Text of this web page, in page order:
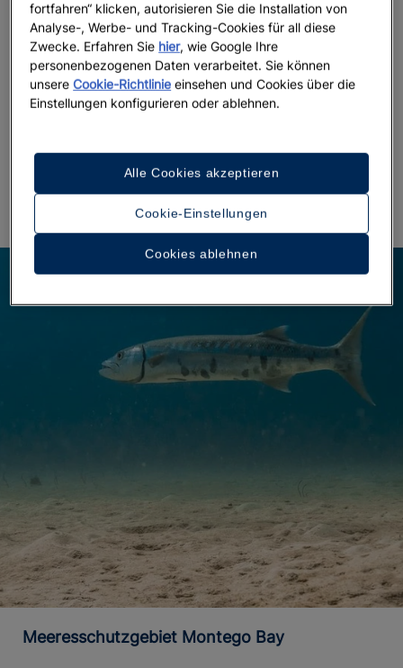
von Stein zu Stein durchzuwaten. Dieses besondere
Naturschauspiel findet seinen krönenden Abschluss
genau dort, wo der Fluss direkt ins Karibische Meer
mündet. Wer hingegen einen Ort sucht, an dem die
Welt um einen herum zur Ruhe kommt, wird im
Augen, um die Energie des Wasserfalls in sich
Meeresschutzgebiet Montego Bay
fortfahren“ klicken, autorisieren Sie die Installation von
Analyse-, Werbe- und Tracking-Cookies für all diese
Zwecke. Erfahren Sie hier, wie Google Ihre
personenbezogenen Daten verarbeitet. Sie können
unsereCookie-Richtlinie einsehen und Cookies über die
Einstellungen konfigurieren oder ablehnen.
Cookie-Einstellungen
Cookies ablehnen
Alle Cookies akzeptieren